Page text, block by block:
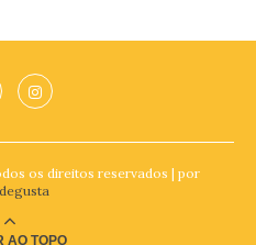
os direitos reservados | por
AO TOPO